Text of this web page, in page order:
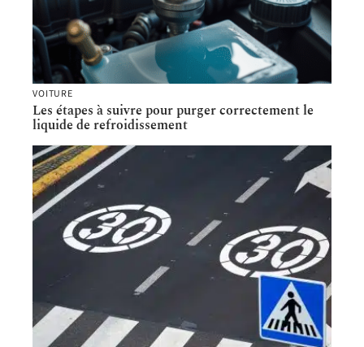
VOITURE
Les étapes à suivre pour purger correctement le
liquide de refroidissement